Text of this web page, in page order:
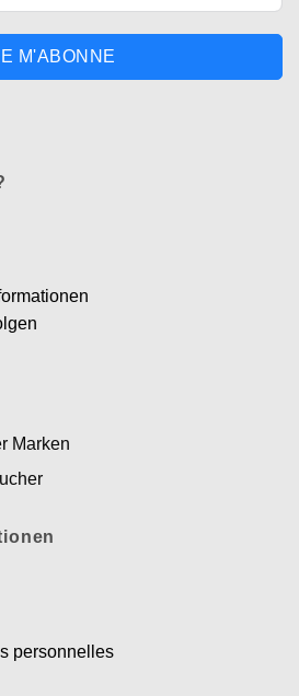
M'ABONNE
Marken
personnelles